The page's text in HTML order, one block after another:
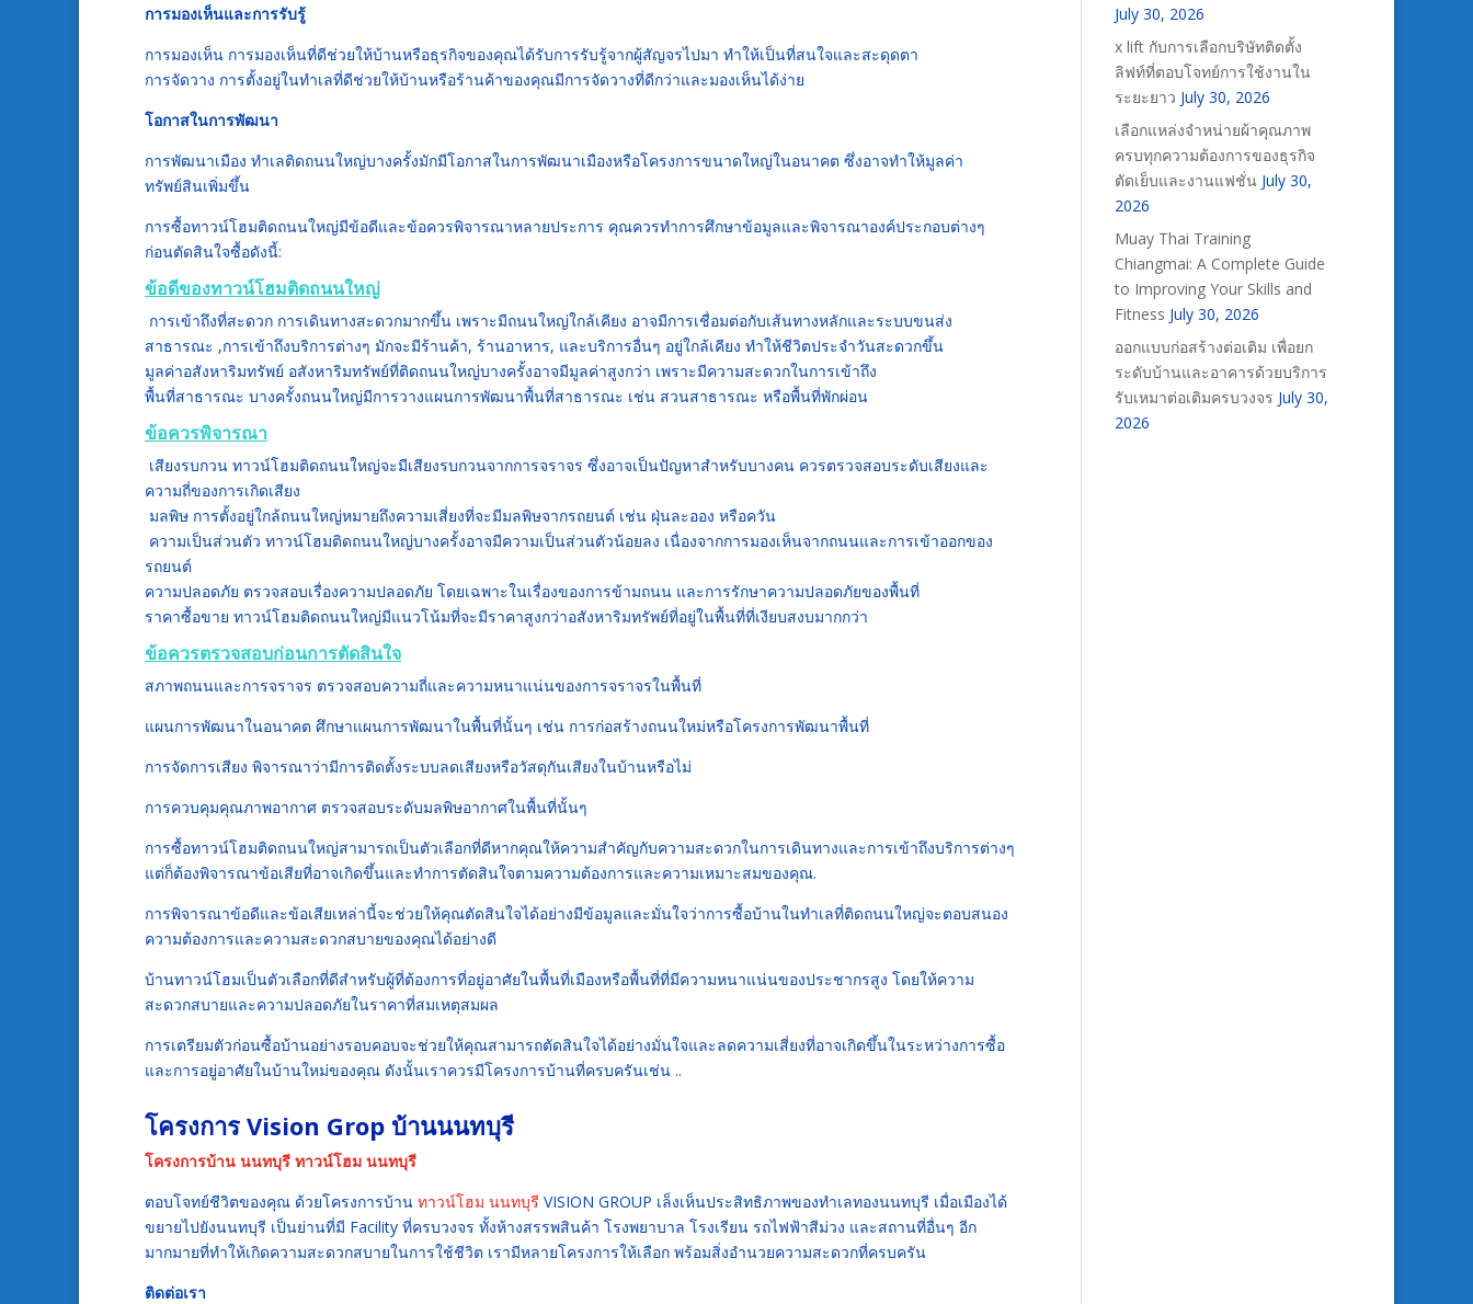
การมองเห็นและการรับรู้
การมองเห็น การมองเห็นที่ดีช่วยให้บ้านหรือธุรกิจของคุณได้รับการรับรู้จากผู้สัญจรไปมา ทำให้เป็นที่สนใจและสะดุดตา
การจัดวาง การตั้งอยู่ในทำเลที่ดีช่วยให้บ้านหรือร้านค้าของคุณมีการจัดวางที่ดีกว่าและมองเห็นได้ง่าย
โอกาสในการพัฒนา
การพัฒนาเมือง ทำเลติดถนนใหญ่บางครั้งมักมีโอกาสในการพัฒนาเมืองหรือโครงการขนาดใหญ่ในอนาคต ซึ่งอาจทำให้มูลค่า
ทรัพย์สินเพิ่มขึ้น
การซื้อทาวน์โฮมติดถนนใหญ่มีข้อดีและข้อควรพิจารณาหลายประการ คุณควรทำการศึกษาข้อมูลและพิจารณาองค์ประกอบต่างๆ
ก่อนตัดสินใจซื้อดังนี้:
ข้อดีของทาวน์โฮมติดถนนใหญ่
การเข้าถึงที่สะดวก การเดินทางสะดวกมากขึ้น เพราะมีถนนใหญ่ใกล้เคียง อาจมีการเชื่อมต่อกับเส้นทางหลักและระบบขนส่ง
สาธารณะ ,การเข้าถึงบริการต่างๆ มักจะมีร้านค้า, ร้านอาหาร, และบริการอื่นๆ อยู่ใกล้เคียง ทำให้ชีวิตประจำวันสะดวกขึ้น
มูลค่าอสังหาริมทรัพย์ อสังหาริมทรัพย์ที่ติดถนนใหญ่บางครั้งอาจมีมูลค่าสูงกว่า เพราะมีความสะดวกในการเข้าถึง
พื้นที่สาธารณะ บางครั้งถนนใหญ่มีการวางแผนการพัฒนาพื้นที่สาธารณะ เช่น สวนสาธารณะ หรือพื้นที่พักผ่อน
ข้อควรพิจารณา
เสียงรบกวน ทาวน์โฮมติดถนนใหญ่จะมีเสียงรบกวนจากการจราจร ซึ่งอาจเป็นปัญหาสำหรับบางคน ควรตรวจสอบระดับเสียงและ
ความถี่ของการเกิดเสียง
มลพิษ การตั้งอยู่ใกล้ถนนใหญ่หมายถึงความเสี่ยงที่จะมีมลพิษจากรถยนต์ เช่น ฝุ่นละออง หรือควัน
ความเป็นส่วนตัว ทาวน์โฮมติดถนนใหญ่บางครั้งอาจมีความเป็นส่วนตัวน้อยลง เนื่องจากการมองเห็นจากถนนและการเข้าออกของ
รถยนต์
ความปลอดภัย ตรวจสอบเรื่องความปลอดภัย โดยเฉพาะในเรื่องของการข้ามถนน และการรักษาความปลอดภัยของพื้นที่
ราคาซื้อขาย ทาวน์โฮมติดถนนใหญ่มีแนวโน้มที่จะมีราคาสูงกว่าอสังหาริมทรัพย์ที่อยู่ในพื้นที่ที่เงียบสงบมากกว่า
ข้อควรตรวจสอบก่อนการตัดสินใจ
สภาพถนนและการจราจร ตรวจสอบความถี่และความหนาแน่นของการจราจรในพื้นที่
แผนการพัฒนาในอนาคต ศึกษาแผนการพัฒนาในพื้นที่นั้นๆ เช่น การก่อสร้างถนนใหม่หรือโครงการพัฒนาพื้นที่
การจัดการเสียง พิจารณาว่ามีการติดตั้งระบบลดเสียงหรือวัสดุกันเสียงในบ้านหรือไม่
การควบคุมคุณภาพอากาศ ตรวจสอบระดับมลพิษอากาศในพื้นที่นั้นๆ
การซื้อทาวน์โฮมติดถนนใหญ่สามารถเป็นตัวเลือกที่ดีหากคุณให้ความสำคัญกับความสะดวกในการเดินทางและการเข้าถึงบริการต่างๆ
แต่ก็ต้องพิจารณาข้อเสียที่อาจเกิดขึ้นและทำการตัดสินใจตามความต้องการและความเหมาะสมของคุณ.
การพิจารณาข้อดีและข้อเสียเหล่านี้จะช่วยให้คุณตัดสินใจได้อย่างมีข้อมูลและมั่นใจว่าการซื้อบ้านในทำเลที่ติดถนนใหญ่จะตอบสนอง
ความต้องการและความสะดวกสบายของคุณได้อย่างดี
บ้านทาวน์โฮมเป็นตัวเลือกที่ดีสำหรับผู้ที่ต้องการที่อยู่อาศัยในพื้นที่เมืองหรือพื้นที่ที่มีความหนาแน่นของประชากรสูง โดยให้ความ
สะดวกสบายและความปลอดภัยในราคาที่สมเหตุสมผล
การเตรียมตัวก่อนซื้อบ้านอย่างรอบคอบจะช่วยให้คุณสามารถตัดสินใจได้อย่างมั่นใจและลดความเสี่ยงที่อาจเกิดขึ้นในระหว่างการซื้อ
และการอยู่อาศัยในบ้านใหม่ของคุณ ดังนั้นเราควรมีโครงการบ้านที่ครบครันเช่น ..
โครงการ Vision Grop บ้านนนทบุรี
โครงการบ้าน นนทบุรี ทาวน์โฮม นนทบุรี
ตอบโจทย์ชีวิตของคุณ ด้วยโครงการบ้าน ทาวน์โฮม นนทบุรี VISION GROUP เล็งเห็นประสิทธิภาพของทำเลทองนนทบุรี เมื่อเมืองได้
ขยายไปยังนนทบุรี เป็นย่านที่มี Facility ที่ครบวงจร ทั้งห้างสรรพสินค้า โรงพยาบาล โรงเรียน รถไฟฟ้าสีม่วง และสถานที่อื่นๆ อีก
มากมายที่ทำให้เกิดความสะดวกสบายในการใช้ชีวิต เรามีหลายโครงการให้เลือก พร้อมสิ่งอำนวยความสะดวกที่ครบครัน
ติดต่อเรา
July 30, 2026
x lift กับการเลือกบริษัทติดตั้ง
ลิฟท์ที่ตอบโจทย์การใช้งานใน
ระยะยาว July 30, 2026
เลือกแหล่งจำหน่ายผ้าคุณภาพ
ครบทุกความต้องการของธุรกิจ
ตัดเย็บและงานแฟชั่น July 30,
2026
Muay Thai Training
Chiangmai: A Complete Guide
to Improving Your Skills and
Fitness July 30, 2026
ออกแบบก่อสร้างต่อเติม เพื่อยก
ระดับบ้านและอาคารด้วยบริการ
รับเหมาต่อเติมครบวงจร July 30,
2026